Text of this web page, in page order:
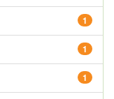
1
1
1